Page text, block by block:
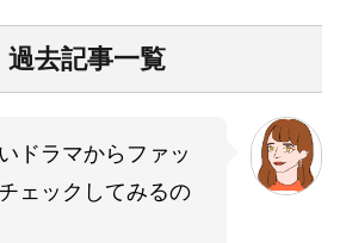
過去記事一覧
ドラマからファッ
ェックしてみるの